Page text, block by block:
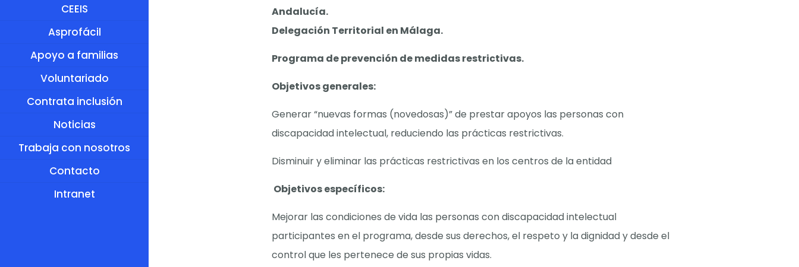
CEEIS
Asprofácil
Apoyo a familias
Voluntariado
Contrata inclusión
Noticias
Trabaja con nosotros
Contacto
Intranet
Andalucía.
Delegación Territorial en Málaga.
Programa de prevención de medidas restrictivas.
Objetivos generales:
Generar “nuevas formas (novedosas)” de prestar apoyos las personas con
discapacidad intelectual, reduciendo las prácticas restrictivas.
Disminuir y eliminar las prácticas restrictivas en los centros de la entidad
Objetivos específicos:
Mejorar las condiciones de vida las personas con discapacidad intelectual
participantes en el programa, desde sus derechos, el respeto y la dignidad y desde el
control que les pertenece de sus propias vidas.